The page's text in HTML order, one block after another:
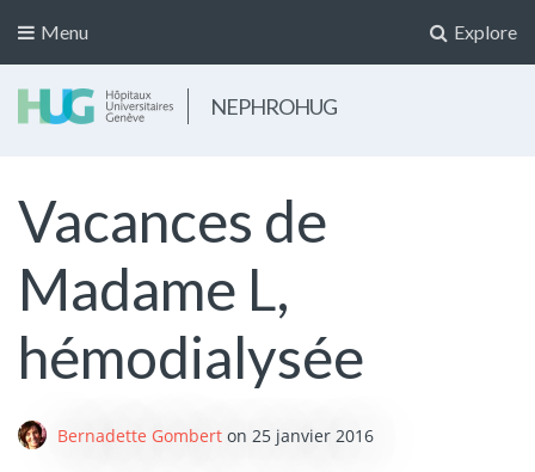
Explore
Menu
NEPHROHUG
Vacances de
Madame L,
hémodialysée
Bernadette Gombert on 25 janvier 2016